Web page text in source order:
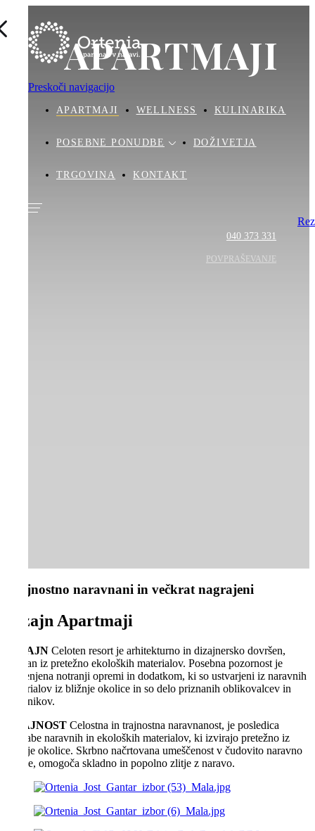
Preskoči navigacijo
APARTMAJI WELLNESS KULINARIKA
POSEBNE PONUDBE DOŽIVETJA
TRGOVINA KONTAKT
040 373 331
POVPRAŠEVANJE
APARTMAJI
Trajnostno naravnani in večkrat nagrajeni
Dizajn Apartmaji
DIZAJN Celoten resort je arhitekturno in dizajnersko dovršen,
izdelan iz pretežno ekoloških materialov. Posebna pozornost je
namenjena notranji opremi in dodatkom, ki so ustvarjeni iz naravnih
materialov iz bližnje okolice in so delo priznanih oblikovalcev in
umetnikov.
TRAJNOST Celostna in trajnostna naravnanost, je posledica
uporabe naravnih in ekoloških materialov, ki izvirajo pretežno iz
bližnje okolice. Skrbno načrtovana umeščenost v čudovito naravno
okolje, omogoča skladno in popolno zlitje z naravo.